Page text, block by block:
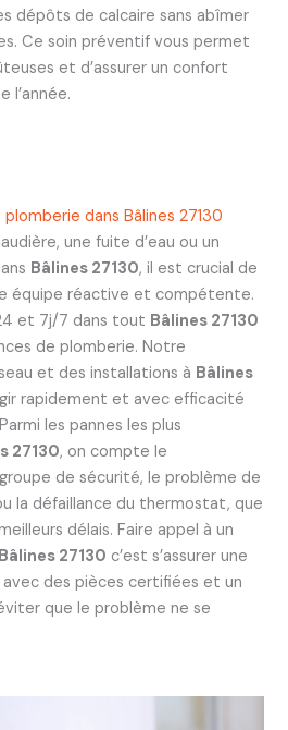
dépôts de calcaire sans abîmer
Ce soin préventif vous permet
et d’assurer un confort
l’année.
dans Bâlines 27130
une fuite d’eau ou un
Bâlines 27130, il est crucial de
équipe réactive et compétente.
et 7j/7 dans tout Bâlines 27130
de plomberie. Notre
et des installations à Bâlines
rapidement et avec efficacité
les pannes les plus
27130, on compte le
de sécurité, le problème de
la défaillance du thermostat, que
délais. Faire appel à un
Bâlines 27130 c’est s’assurer une
des pièces certifiées et un
que le problème ne se